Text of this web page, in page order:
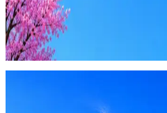
Будьте осторожны: если
Google, iCloud или Госуслуги,
запустить ПО или перевести
Жмите Пожаловаться